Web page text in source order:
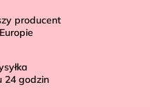
producent
24 godzin